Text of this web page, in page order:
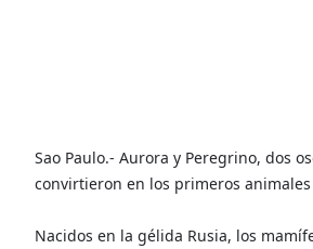
Sao Paulo.- Aurora y Peregrino, dos
convirtieron en los primeros
Nacidos en la gélida Rusia, los